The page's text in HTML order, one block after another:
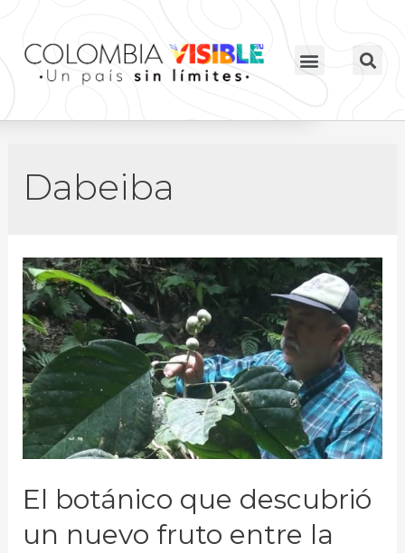
Dabeiba
El botánico que descubrió
un nuevo fruto entre la